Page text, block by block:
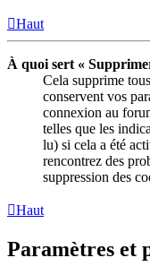
Haut
À quoi sert «
Cela supprime
conservent vos
connexion au
telles que les
lu) si cela a été
rencontrez des
suppression des
Haut
Paramètres et